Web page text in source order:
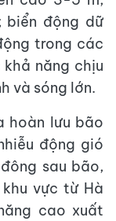
động dữ
trong các
năng chịu
và sóng lớn.
hoàn lưu bão
động gió
sau bão,
vực từ Hà
cao xuất